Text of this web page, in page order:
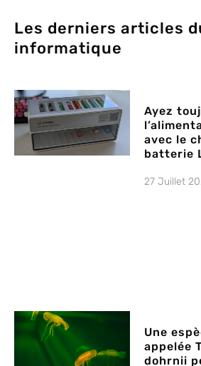
Les derniers articles
informatique
Ayez
avec le
batterie
27 Juillet
Une
appelée
dohrnii